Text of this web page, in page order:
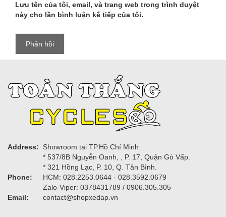
Lưu tên của tôi, email, và trang web trong trình duyệt
này cho lần bình luận kế tiếp của tôi.
Address:
Showroom tại TP.Hồ Chí Minh:
* 537/8B Nguyễn Oanh, , P. 17, Quận Gò Vấp.
* 321 Hồng Lạc, P. 10, Q. Tân Bình.
Phone:
HCM: 028.2253.0644 - 028.3592.0679
Zalo-Viper: 0378431789 / 0906.305.305
Email:
contact@shopxedap.vn